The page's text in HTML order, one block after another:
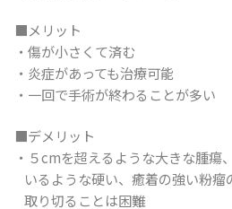
■メリット
・傷が小さくて済む
・炎症があっても治療可能
・一回で手術が終わることが多い
■デメリット
・５cmを超えるような大きな腫瘍
いるような硬い、癒着の強い粉
取り切ることは困難